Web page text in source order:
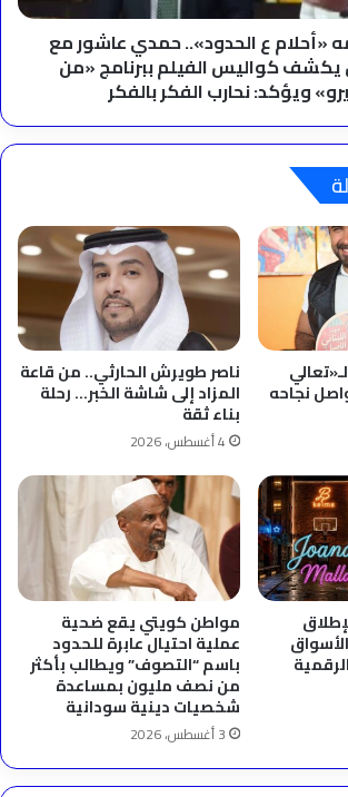
«أحلام ع الحدود».. حمدي عاشور مع
يكشف كواليس الفيلم ببرنامج «من
ويؤكد: نحارب الفكر بالفكر
نجاحه
ناصر طويرش الحارثي.. من قاعة
المزاد إلى شاشة الخبر… رحلة
بناء ثقة
4 أغسطس، 2026
مواطن كويتي يقع ضحية
عملية احتيال عابرة للحدود
باسم “التصوف” ويطالب بأكثر
من نصف مليون بمساعدة
شخصيات دينية سودانية
3 أغسطس، 2026